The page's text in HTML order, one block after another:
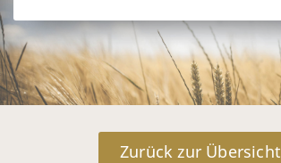
Zurück zur Übersicht